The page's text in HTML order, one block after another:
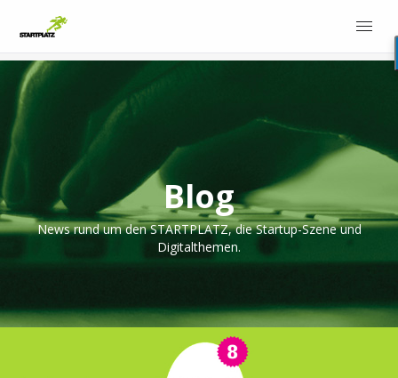
Blog
News rund um den STARTPLATZ, die Startup-Szene und
Digitalthemen.